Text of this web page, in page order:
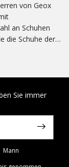
von Geox
an Schuhen
die Schuhe der
Sie sie den
Unsere
und
Sie
Stiefel und
so viel
Sandalen
Schuhen
Sie immer
Mann